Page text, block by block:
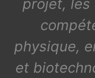
projet, les
physique,
et